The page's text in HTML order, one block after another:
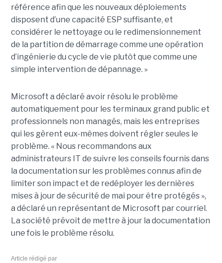
référence afin que les nouveaux déploiements
disposent d’une capacité ESP suffisante, et
considérer le nettoyage ou le redimensionnement
de la partition de démarrage comme une opération
d’ingénierie du cycle de vie plutôt que comme une
simple intervention de dépannage. »
Microsoft a déclaré avoir résolu le problème
automatiquement pour les terminaux grand public et
professionnels non managés, mais les entreprises
qui les gèrent eux-mêmes doivent régler seules le
problème. « Nous recommandons aux
administrateurs IT de suivre les conseils fournis dans
la documentation sur les problèmes connus afin de
limiter son impact et de redéployer les dernières
mises à jour de sécurité de mai pour être protégés »,
a déclaré un représentant de Microsoft par courriel.
La société prévoit de mettre à jour la documentation
une fois le problème résolu.
Article rédigé par